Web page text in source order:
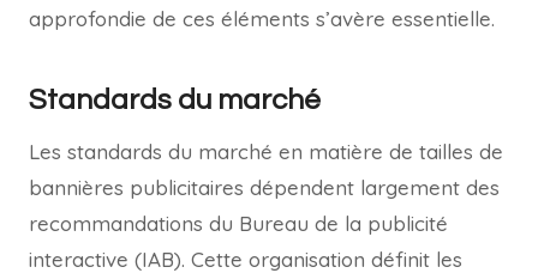
approfondie de ces éléments s’avère essentielle.
Standards du marché
Les standards du marché en matière de tailles de
bannières publicitaires dépendent largement des
recommandations du Bureau de la publicité
interactive (IAB). Cette organisation définit les